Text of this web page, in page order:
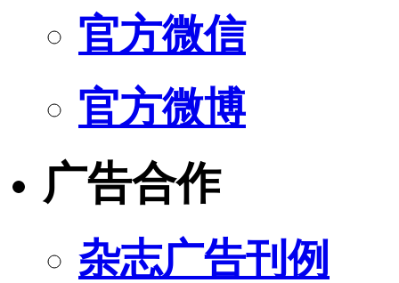
官方微信
官方微博
广告合作
杂志广告刊例